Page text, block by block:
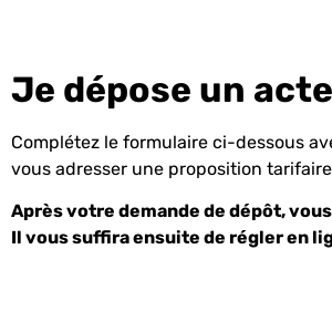
Je dépose un acte
Complétez le formulaire ci-dessous
vous adresser une proposition
Après votre demande de dépôt,
Il vous suffira ensuite de régler en